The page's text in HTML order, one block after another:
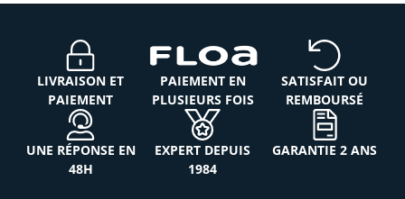
LIVRAISON ET
PAIEMENT
PAIEMENT EN
PLUSIEURS FOIS
SATISFAIT OU
REMBOURSÉ
UNE RÉPONSE EN
48H
EXPERT DEPUIS
1984
GARANTIE 2 ANS